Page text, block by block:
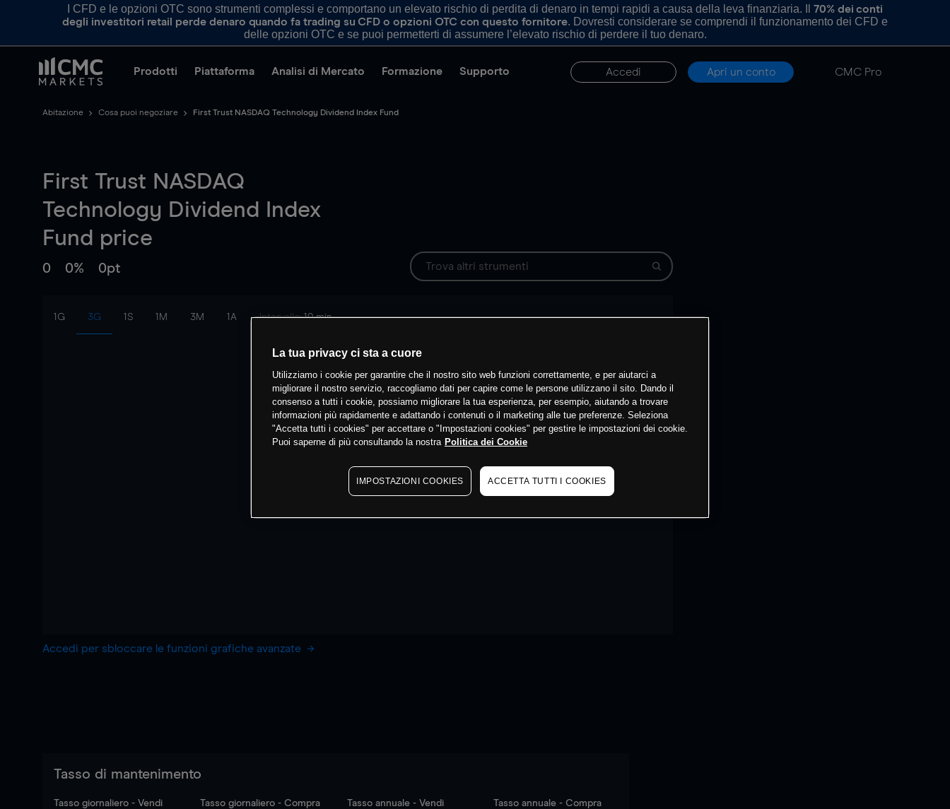
I CFD e le opzioni OTC sono strumenti complessi e comportano un elevato rischio di perdita di denaro in tempi rapidi a causa della leva finanziaria. Il 70% dei conti
degli investitori retail perde denaro quando fa trading su CFD o opzioni OTC con questo fornitore. Dovresti considerare se comprendi il funzionamento dei CFD e
delle opzioni OTC e se puoi permetterti di assumere l’elevato rischio di perdere il tuo denaro.
Prodotti Piattaforma Analisi di Mercato Formazione Supporto Accedi Apri un conto CMC Pro
Abitazione Cosa puoi negoziare First Trust NASDAQ Technology Dividend Index Fund
First Trust NASDAQ
Technology Dividend Index
Fund price
0 0% 0pt
1G 3G 1S 1M 3M 1A Intervallo:10 min
Accedi per sbloccare le funzioni grafiche avanzate
Tasso di mantenimento
Tasso giornaliero - Vendi Tasso giornaliero - Compra Tasso annuale - Vendi Tasso annuale - Compra
La tua privacy ci sta a cuore
Utilizziamo i cookie per garantire che il nostro sito web funzioni correttamente, e per aiutarci a
migliorare il nostro servizio, raccogliamo dati per capire come le persone utilizzano il sito. Dando il
consenso a tutti i cookie, possiamo migliorare la tua esperienza, per esempio, aiutando a trovare
informazioni più rapidamente e adattando i contenuti o il marketing alle tue preferenze. Seleziona
"Accetta tutti i cookies" per accettare o "Impostazioni cookies" per gestire le impostazioni dei cookie.
Puoi saperne di più consultando la nostra Politica dei Cookie
IMPOSTAZIONI COOKIES ACCETTA TUTTI I COOKIES